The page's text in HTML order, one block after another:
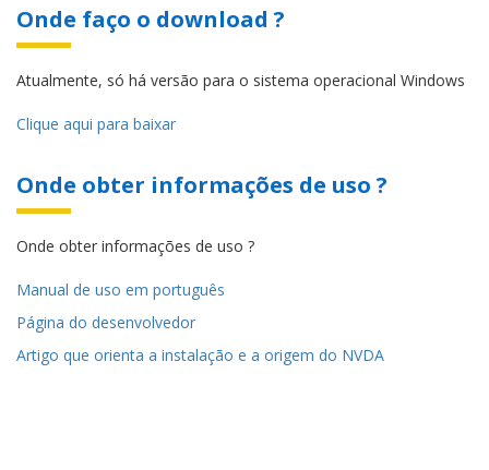
Onde faço o download ?
Atualmente, só há versão para o sistema operacional Windows
Clique aqui para baixar
Onde obter informações de uso ?
Onde obter informações de uso ?
Manual de uso em português
Página do desenvolvedor
Artigo que orienta a instalação e a origem do NVDA